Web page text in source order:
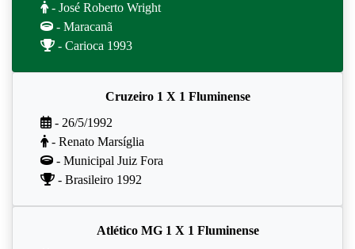
- José Roberto Wright
- Maracanã
- Carioca 1993
Cruzeiro 1 X 1 Fluminense
- 26/5/1992
- Renato Marsíglia
- Municipal Juiz Fora
- Brasileiro 1992
Atlético MG 1 X 1 Fluminense